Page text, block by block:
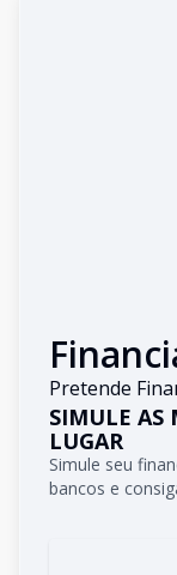
Pretende
SIMULE AS
LUGAR
Simule seu
bancos e